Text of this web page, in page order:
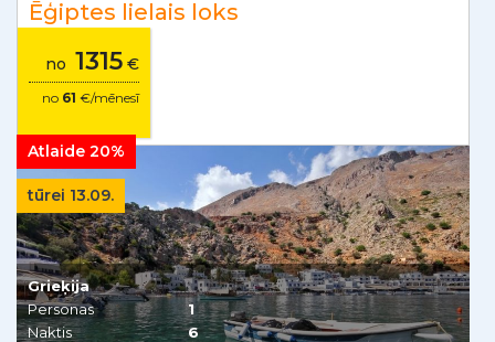
Ēģiptes lielais loks
no 1315 €
no 61 €/mēnesī
Atlaide 20%
tūrei 13.09.
Grieķija
Personas
1
Naktis
6